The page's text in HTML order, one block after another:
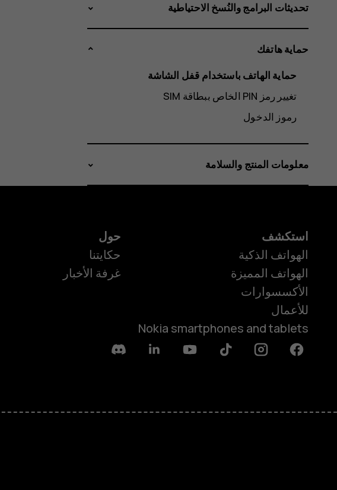
تحديثات البرامج والنُسخ الاحتياطية
حماية هاتفك
حماية الهاتف باستخدام قفل الشاشة
تغيير رمز PIN الخاص ببطاقة SIM‬
رموز الدخول
معلومات المنتج والسلامة
استكشف
الهواتف الذكية
الهواتف المميزة
الأكسسوارات
للأعمال
Nokia smartphones and tablets
حول
حكايتنا
غرفة الأخبار
Facebook
Instagram
Tiktok
Youtube
Linkedin
Discord